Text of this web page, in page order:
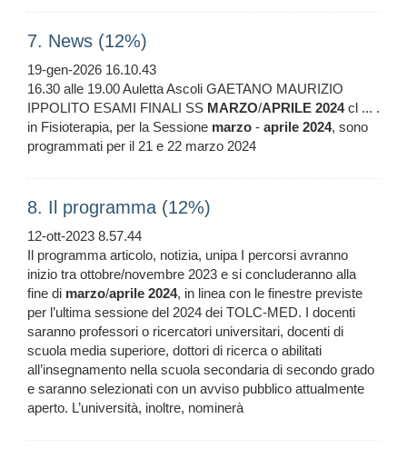
7. News (12%)
19-gen-2026 16.10.43
16.30 alle 19.00 Auletta Ascoli GAETANO MAURIZIO
IPPOLITO ESAMI FINALI SS MARZO/APRILE 2024cl ... .
in Fisioterapia, per la Sessione marzo - aprile 2024, sono
programmati per il 21 e 22 marzo 2024
8. Il programma (12%)
12-ott-2023 8.57.44
Il programma articolo, notizia, unipa I percorsi avranno
inizio tra ottobre/novembre 2023 e si concluderanno alla
fine di marzo/aprile 2024, in linea con le finestre previste
per l’ultima sessione del 2024 dei TOLC-MED. I docenti
saranno professori o ricercatori universitari, docenti di
scuola media superiore, dottori di ricerca o abilitati
all’insegnamento nella scuola secondaria di secondo grado
e saranno selezionati con un avviso pubblico attualmente
aperto. L’università, inoltre, nominerà